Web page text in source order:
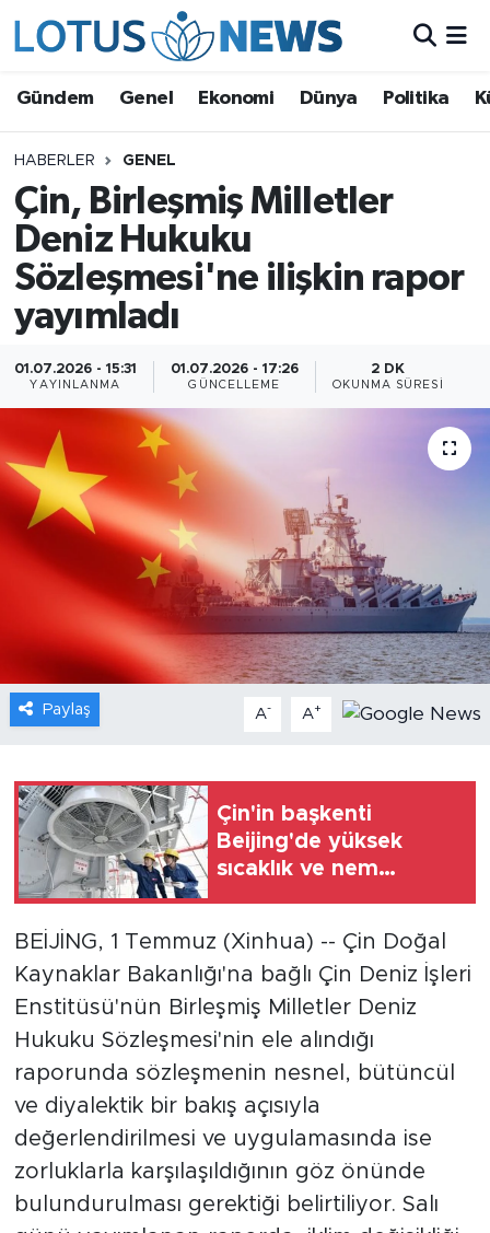
Gündem Genel Ekonomi Dünya Politika
HABERLER GENEL
Çin, Birleşmiş Milletler
Deniz Hukuku
Sözleşmesi'ne ilişkin rapor
yayımladı
01.07.2026 - 15:31
YAYINLANMA
01.07.2026 - 17:26
GÜNCELLEME
2 DK
OKUNMA SÜRESI
Paylaş A- A+
Çin'in başkenti
Beijing'de yüksek
sıcaklık ve nem
BEİJİNG, 1 Temmuz (Xinhua) -- Çin Doğal
Kaynaklar Bakanlığı'na bağlı Çin Deniz İşleri
Enstitüsü'nün Birleşmiş Milletler Deniz
Hukuku Sözleşmesi'nin ele alındığı
raporunda sözleşmenin nesnel, bütüncül
ve diyalektik bir bakış açısıyla
değerlendirilmesi ve uygulamasında ise
zorluklarla karşılaşıldığının göz önünde
bulundurulması gerektiği belirtiliyor. Salı
Ekonomi
Dünya
Politika
Kültür - Sanat ve Tarih
Yaşam
Bilim ve Teknoloji
Çin Fuarları
Gündem
Video
Sağlık
Foto Haber
Xinhua Türkiye
Seyahat